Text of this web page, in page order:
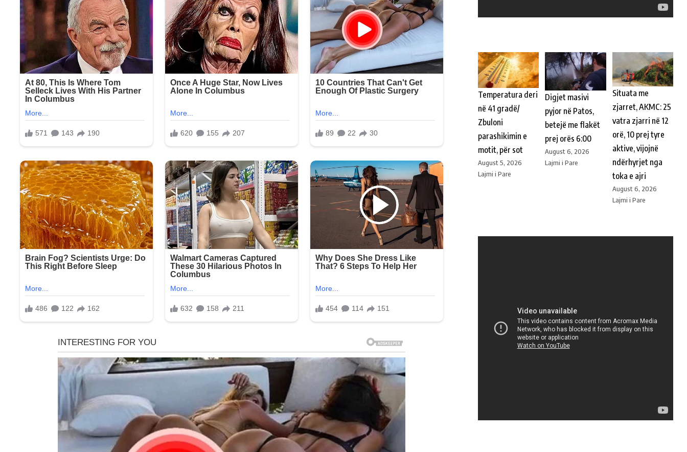
Temperatura deri
në 41 gradë/
Zbuloni
parashikimin e
motit, për sot
August 5, 2026
Lajmi i Pare
Digjet masivi
pyjor në Patos,
betejë me flakët
prej orës 6:00
August 6, 2026
Lajmi i Pare
Situata me
zjarret, AKMC: 25
vatra zjarri në 12
orë, 10 prej tyre
aktive, vijojnë
ndërhyrjet nga
toka e ajri
August 6, 2026
Lajmi i Pare